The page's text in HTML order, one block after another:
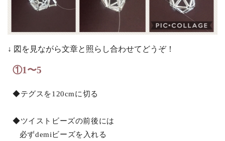
↓ 図を見ながら文章と照らし合わせてどうぞ！
①1〜5
◆テグスを120cmに切る
◆ツイストビーズの前後には
必ずdemiビーズを入れる